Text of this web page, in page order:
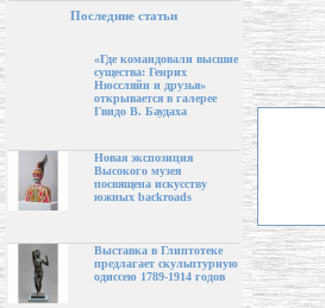
Последние статьи
«Где командовали высшие
существа: Генрих
Нюссляйн и друзья»
открывается в галерее
Гвидо В. Баудаха
Новая экспозиция
Высокого музея
посвящена искусству
южных backroads
Выставка в Глиптотеке
предлагает скульптурную
одиссею 1789-1914 годов